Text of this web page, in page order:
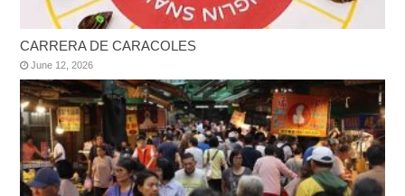
CARRERA DE CARACOLES
June 12, 2026